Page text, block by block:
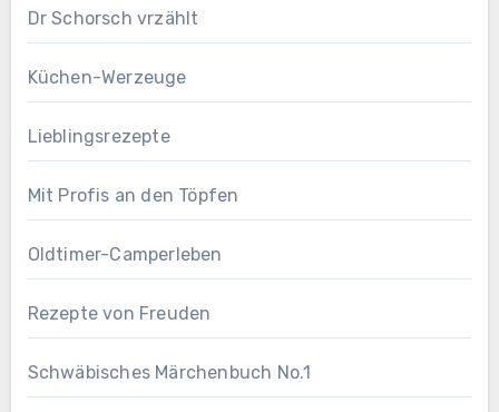
Dr Schorsch vrzählt
Küchen-Werzeuge
Lieblingsrezepte
Mit Profis an den Töpfen
Oldtimer-Camperleben
Rezepte von Freuden
Schwäbisches Märchenbuch No.1